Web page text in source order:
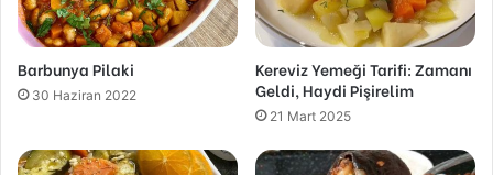
Barbunya Pilaki
30 Haziran 2022
Kereviz Yemeği Tarifi: Zamanı
Geldi, Haydi Pişirelim
21 Mart 2025